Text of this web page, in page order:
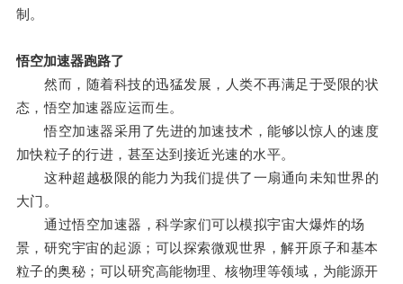
制。
悟空加速器跑路了
然而，随着科技的迅猛发展，人类不再满足于受限的状
态，悟空加速器应运而生。
悟空加速器采用了先进的加速技术，能够以惊人的速度
加快粒子的行进，甚至达到接近光速的水平。
这种超越极限的能力为我们提供了一扇通向未知世界的
大门。
通过悟空加速器，科学家们可以模拟宇宙大爆炸的场
景，研究宇宙的起源；可以探索微观世界，解开原子和基本
粒子的奥秘；可以研究高能物理、核物理等领域，为能源开